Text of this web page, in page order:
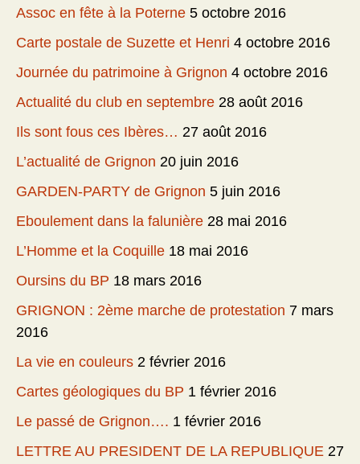
Assoc en fête à la Poterne 5 octobre 2016
Carte postale de Suzette et Henri 4 octobre 2016
Journée du patrimoine à Grignon 4 octobre 2016
Actualité du club en septembre 28 août 2016
Ils sont fous ces Ibères… 27 août 2016
L’actualité de Grignon 20 juin 2016
GARDEN-PARTY de Grignon 5 juin 2016
Eboulement dans la falunière 28 mai 2016
L’Homme et la Coquille 18 mai 2016
Oursins du BP 18 mars 2016
GRIGNON : 2ème marche de protestation 7 mars
2016
La vie en couleurs 2 février 2016
Cartes géologiques du BP 1 février 2016
Le passé de Grignon…. 1 février 2016
LETTRE AU PRESIDENT DE LA REPUBLIQUE 27